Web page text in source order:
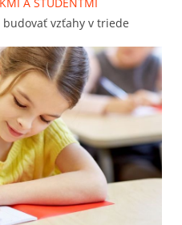
vzťahy v triede